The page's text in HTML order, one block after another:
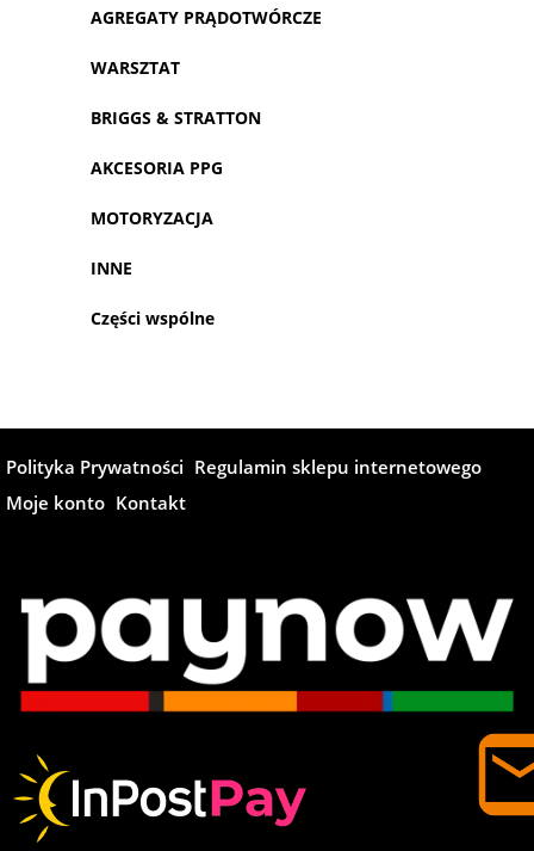
AGREGATY PRĄDOTWÓRCZE
WARSZTAT
BRIGGS & STRATTON
AKCESORIA PPG
MOTORYZACJA
INNE
Części wspólne
Polityka Prywatności Regulamin sklepu internetowego
Moje konto Kontakt